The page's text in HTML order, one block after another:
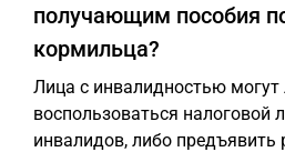
получающим пособия
кормильца?
Лица с инвалидностью могут
воспользоваться налоговой
инвалидов, либо предъявить